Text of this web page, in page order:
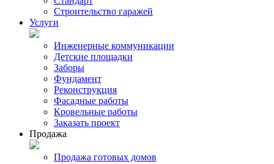
Строительство гаражей
Услуги
Инженерные коммуникации
Детские площадки
Заборы
Фундамент
Реконструкция
Фасадные работы
Кровельные работы
Заказать проект
Продажа
Продажа готовых домов